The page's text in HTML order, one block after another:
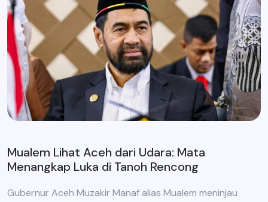
Mualem Lihat Aceh dari Udara: Mata
Menangkap Luka di Tanoh Rencong
Gubernur Aceh Muzakir Manaf alias Mualem meninjau